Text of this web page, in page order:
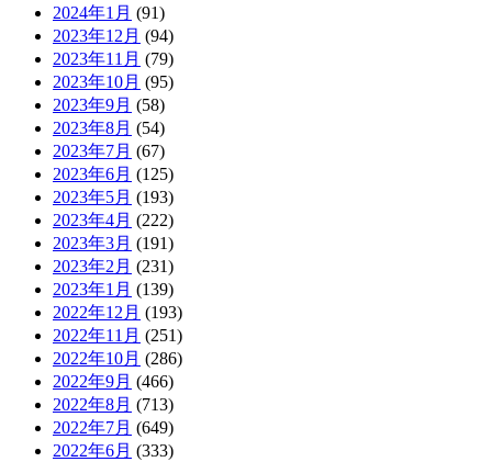
2024年1月 (91)
2023年12月 (94)
2023年11月 (79)
2023年10月 (95)
2023年9月 (58)
2023年8月 (54)
2023年7月 (67)
2023年6月 (125)
2023年5月 (193)
2023年4月 (222)
2023年3月 (191)
2023年2月 (231)
2023年1月 (139)
2022年12月 (193)
2022年11月 (251)
2022年10月 (286)
2022年9月 (466)
2022年8月 (713)
2022年7月 (649)
2022年6月 (333)